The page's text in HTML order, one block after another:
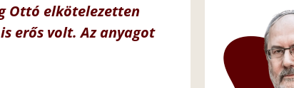
Ottó elkötelezetten
erős volt. Az anyagot